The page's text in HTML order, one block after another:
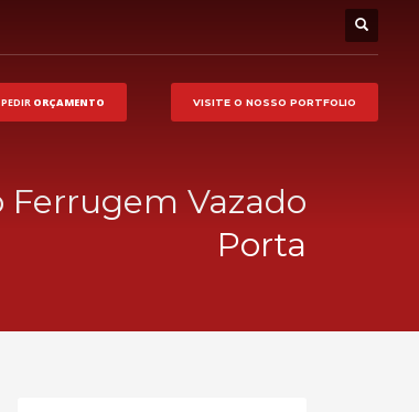
PEDIR ORÇAMENTO VISITE O NOSSO PORTFOLIO
Vazado
Porta